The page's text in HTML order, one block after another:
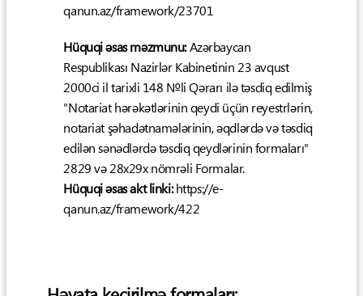
qanun.az/framework/23701
Hüquqi əsas məzmunu:Azərbaycan
Respublikası Nazirlər Kabinetinin 23 avqust
2000ci il tarixli 148 №li Qərarı ilə təsdiq edilmiş
"Notariat hərəkətlərinin qeydi üçün reyestrlərin,
notariat şəhadətnamələrinin, əqdlərdə və təsdiq
edilən sənədlərdə təsdiq qeydlərinin formaları"
2829 və 28x29x nömrəli Formalar.
Hüquqi əsas akt linki:https://e-
qanun.az/framework/422